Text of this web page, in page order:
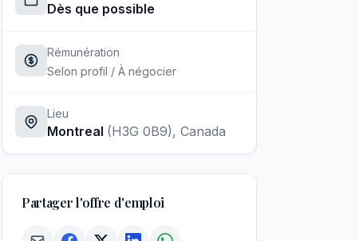
Dès que possible
Rémunération
Selon profil / À négocier
Lieu
Montreal (H3G 0B9), Canada
Partager l'offre d'emploi